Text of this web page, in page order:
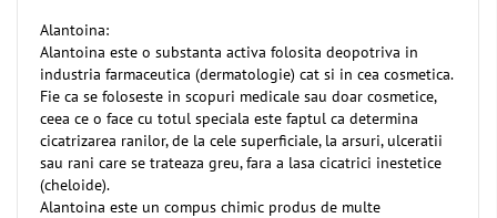
Alantoina:
Alantoina este o substanta activa folosita deopotriva in
industria farmaceutica (dermatologie) cat si in cea cosmetica.
Fie ca se foloseste in scopuri medicale sau doar cosmetice,
ceea ce o face cu totul speciala este faptul ca determina
cicatrizarea ranilor, de la cele superficiale, la arsuri, ulceratii
sau rani care se trateaza greu, fara a lasa cicatrici inestetice
(cheloide).
Alantoina este un compus chimic produs de multe